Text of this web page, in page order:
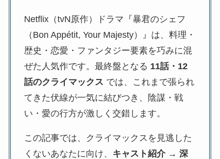
Netflix（tvN原作）ドラマ『暴君のシェフ
（Bon Appétit, Your Majesty）』は、料理・
歴史・恋愛・ファンタジー要素を巧みに混
ぜた人気作です。最終盤となる 11話・12
話のクライマックス では、これまで張られ
てきた伏線が一気に結びつき、陰謀・戦
い・愛の行方が激しく交錯します。
この記事では、クライマックスを見逃した
くないあなたに向け、 キャスト紹介 → 深